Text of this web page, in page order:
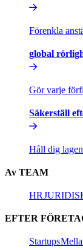
Förenkla
global
Gör varje
Säkerställ
Håll dig
Av TEAM​​
HR​​
EFTER
Startups​​